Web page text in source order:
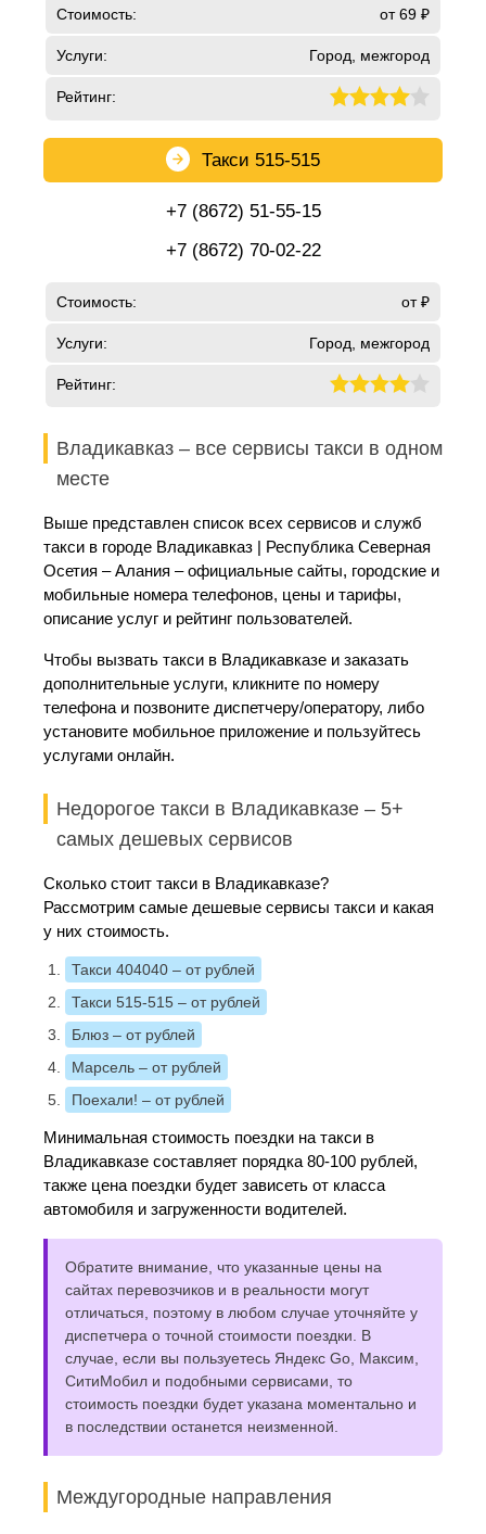
Стоимость: от 69 ₽
Услуги: Город, межгород
Рейтинг:
Такси 515-515
+7 (8672) 51-55-15
+7 (8672) 70-02-22
Стоимость: от ₽
Услуги: Город, межгород
Рейтинг:
Владикавказ – все сервисы такси в одном
месте
Выше представлен список всех сервисов и служб
такси в городе Владикавказ | Республика Северная
Осетия – Алания – официальные сайты, городские и
мобильные номера телефонов, цены и тарифы,
описание услуг и рейтинг пользователей.
Чтобы вызвать такси в Владикавказе и заказать
дополнительные услуги, кликните по номеру
телефона и позвоните диспетчеру/оператору, либо
установите мобильное приложение и пользуйтесь
услугами онлайн.
Недорогое такси в Владикавказе – 5+
самых дешевых сервисов
Сколько стоит такси в Владикавказе?
Рассмотрим самые дешевые сервисы такси и какая
у них стоимость.
Такси 404040 – от рублей
Такси 515-515 – от рублей
Блюз – от рублей
Марсель – от рублей
Поехали! – от рублей
Минимальная стоимость поездки на такси в
Владикавказе составляет порядка 80-100 рублей,
также цена поездки будет зависеть от класса
автомобиля и загруженности водителей.
Обратите внимание, что указанные цены на
сайтах перевозчиков и в реальности могут
отличаться, поэтому в любом случае уточняйте у
диспетчера о точной стоимости поездки. В
случае, если вы пользуетесь Яндекс Go, Максим,
СитиМобил и подобными сервисами, то
стоимость поездки будет указана моментально и
в последствии останется неизменной.
Междугородные направления